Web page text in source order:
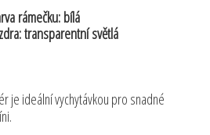
rámečku: bílá
transparentní světlá
je ideální vychytávkou pro snadné